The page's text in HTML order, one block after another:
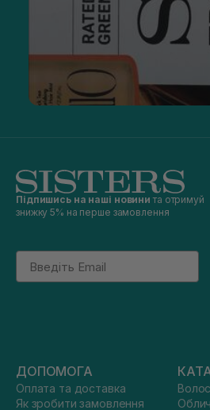
Підпишись на наші новини та отримуй
знижку 5% на перше замовлення
Email
ДОПОМОГА
Оплата та доставка
Як зробити замовлення